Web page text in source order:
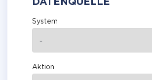
DATENQUELLE
System
Aktion